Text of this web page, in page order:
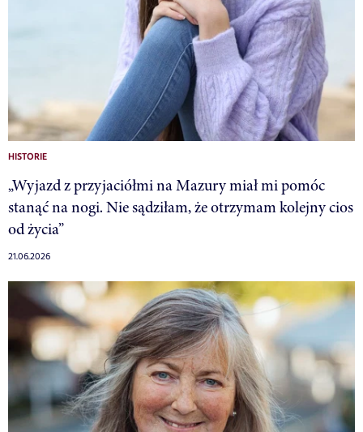
HISTORIE
„Wyjazd z przyjaciółmi na Mazury miał mi pomóc
stanąć na nogi. Nie sądziłam, że otrzymam kolejny cios
od życia”
21.06.2026